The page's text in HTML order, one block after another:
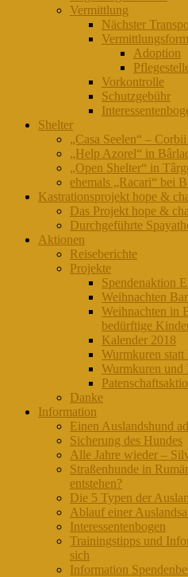
Vermittlung
Nächster
Adoption
Vorkontrolle
Schutzgebühr
Shelter
„Casa Seelen“ –
„Help Azorel“ in
„Open Shelter“ in
ehemals „Racari“ bei
Kastrationsprojekt hope &
Das Projekt hope &
Durchgeführte
Aktionen
Reiseberichte
Projekte
Spendenaktion
Weihnachten
Weihnachten in
bedürftige
Kalender 2018
Wurmkuren
Wurmkuren und
Danke
Information
Einen Auslandshund
Sicherung des Hundes
Alle Jahre wieder –
Straßenhunde in
entstehen?
Die 5 Typen der
Ablauf einer
Interessentenbogen
Trainingstipps und
sich
Information